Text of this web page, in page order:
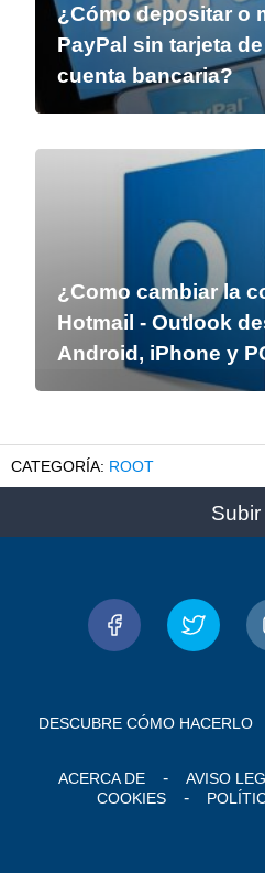
¿Cómo depositar o
PayPal sin tarjeta
cuenta bancaria?
¿Como cambiar la
Hotmail - Outlook
Android, iPhone y
ROOT
Subir
DESCUBRE CÓMO HACERLO
ACERCA DE AVISO
COOKIES